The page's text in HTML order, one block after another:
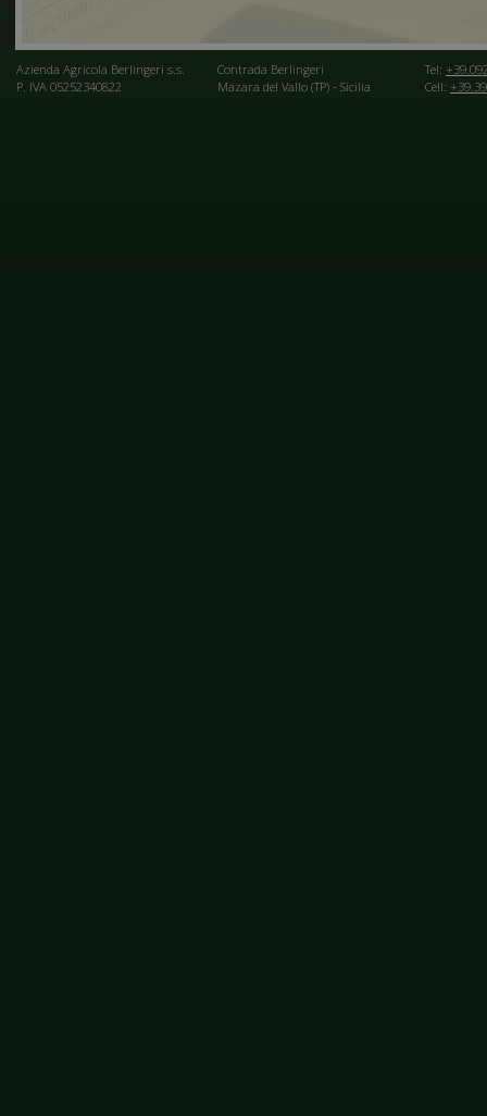
Azienda Agricola Berlingeri s.s.
P. IVA 05252340822
Contrada Berlingeri
Mazara del Vallo (TP) - Sicilia
Tel:
Cell: